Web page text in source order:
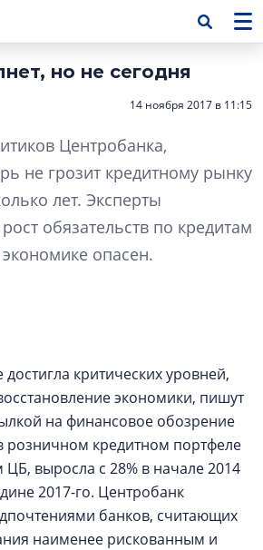
но не сегодня
14 ноября 2017 в 11:15
Центробанка,
не грозит кредитному рынку
лет. Эксперты
обязательств по кредитам
опасен.
критических уровней,
экономики, пишут
на финансовое обозрение
розничном кредитном портфеле
выросла с 28% в начале 2014
2017-го. Центробанк
банков, считающих
наименее рискованным и